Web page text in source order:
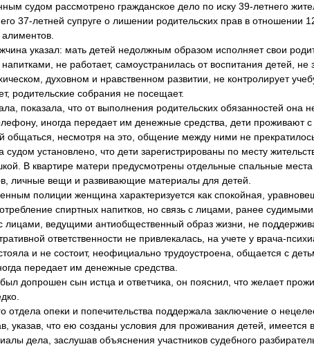
судом рассмотрено гражданское дело по иску 39-летнего
37-летней супруге о лишении родительских прав в отношении
указал: мать детей недолжным образом исполняет свои
не работает, самоустранилась от воспитания детей, не
духовном и нравственном развитии, не контролирует
родительские собрания не посещает.
что от выполнения родительских обязанностей она не
иногда передает им денежные средства, дети проживают
общаться, несмотря на это, общение между ними не
установлено, что дети зарегистрированы по месту
В квартире матери предусмотрены отдельные спальные
личные вещи и развивающие материалы для детей.
полиции женщина характеризуется как спокойная,
спиртных напитков, но связь с лицами, ранее
лицами, ведущими антиобщественный образ жизни, не
ответственности не привлекалась, на учете у врача-
и не состоит, неофициально трудоустроена, общается с
передает им денежные средства.
допрошен сын истца и ответчика, он пояснил, что желает
опеки и попечительства поддержала заключение о
указав, что ею созданы условия для проживания детей, имеется
дела, заслушав объяснения участников судебного